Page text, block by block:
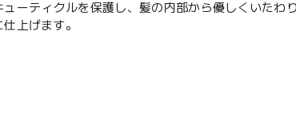
ーティクルを保護し、髪の内部から優しくいたわ
上げます。